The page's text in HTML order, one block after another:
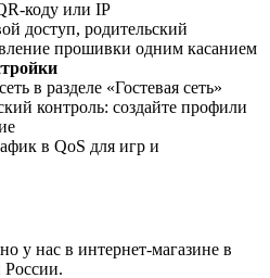
коду или IP
доступ, родительский
прошивки одним касанием
в разделе «Гостевая сеть»
контроль: создайте профили
в QoS для игр и
у нас в интернет-магазине в
России.